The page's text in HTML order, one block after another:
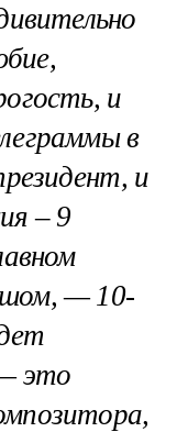
и
в
и
– 9
— 10-
это